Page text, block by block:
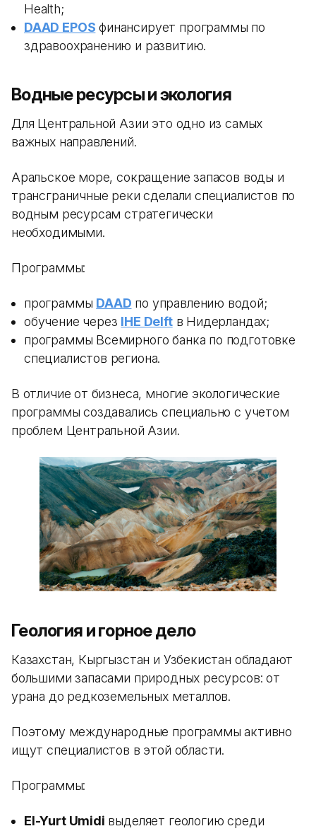
Health;
DAAD EPOS финансирует программы по
здравоохранению и развитию.
Водные ресурсы и экология
Для Центральной Азии это одно из самых
важных направлений.
Аральское море, сокращение запасов воды и
трансграничные реки сделали специалистов по
водным ресурсам стратегически
необходимыми.
Программы:
программы DAAD по управлению водой;
обучение через IHE Delftв Нидерландах;
программы Всемирного банка по подготовке
специалистов региона.
В отличие от бизнеса, многие экологические
программы создавались специально с учетом
проблем Центральной Азии.
Геология и горное дело
Казахстан, Кыргызстан и Узбекистан обладают
большими запасами природных ресурсов: от
урана до редкоземельных металлов.
Поэтому международные программы активно
ищут специалистов в этой области.
Программы:
El-Yurt Umidi выделяет геологию среди